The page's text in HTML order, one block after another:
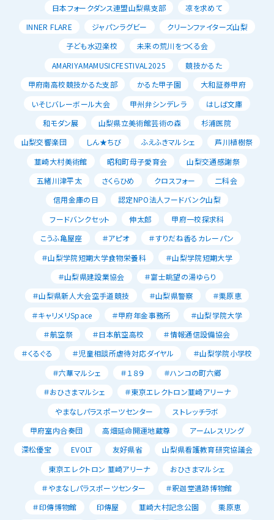
日本フォークダンス連盟山梨県支部
凉を求めて
INNER FLARE
ジャパンラグビー
クリーンファイターズ山梨
子ども水辺楽校
未来の荒川をつくる会
AMARIYAMAMUSICFESTIVAL2025
競技かるた
甲府南高校競技かるた支部
かるた甲子園
大和証券甲府
いそじバレーボール大会
甲州弁シンデレラ
はしば文庫
和モダン展
山梨県立美術館芸術の森
杉浦医院
山梨交響楽団
しん★ちび ふえふきマルシェ
芦川植樹祭
韮崎大村美術館
昭和町母子愛育会
山梨交通感謝祭
五緒川津平太
さくらひめ クロスフォー
二科会
信用金庫の日
認定NPO法人フードバンク山梨
フードバンクセット
伸太郎
甲府一校探求科
こうふ亀屋座
＃アピオ
＃すりだね香るカレーパン
＃山梨学院短期大学食物栄養科
＃山梨学院短期大学
＃山梨県建設業協会
＃富士眺望の湯ゆらり
＃山梨県新人大会空手道競技
＃山梨県警察
＃栗原恵
＃キャリメリSpace
＃甲府年金事務所
＃山梨学院大学
＃航空祭
＃日本航空高校
＃情報通信設備協会
＃くるぐる
＃児童相談所虐待対応ダイヤル
＃山梨学院小学校
＃六華マルシェ
＃１８９
＃ハンコの町六郷
＃おひさまマルシェ
＃東京エレクトロン韮崎アリーナ
やまなしパラスポーツセンター
ストレッチラボ
甲府室内合奏団
高畑延命開運地蔵尊
アームレスリング
深松優宝
EVOLT 友好県省
山梨県看護教育研究協議会
東京エレクトロン 韮崎アリーナ
おひさまマルシェ
＃やまなしパラスポーツセンター
＃釈迦堂遺跡博物館
＃印傳博物館
印傳屋 韮崎大村記念公園
栗原恵